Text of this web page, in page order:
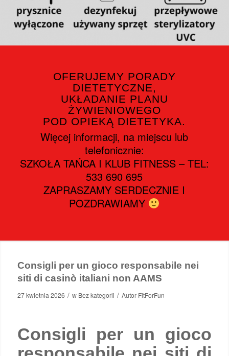
OFERUJEMY PORADY
DIETETYCZNE,
UKŁADANIE PLANU
ŻYWIENIOWEGO
POD OPIEKĄ DIETETYKA.
Więcej informacji, na miejscu lub
telefonicznie:
SZKOŁA TAŃCA I KLUB FITNESS – TEL:
533 690 695
ZAPRASZAMY SERDECZNIE I
POZDRAWIAMY
Consigli per un gioco responsabile nei
siti di casinò italiani non AAMS
27 kwietnia 2026 / w Bez kategorii / Autor FitForFun
Consigli per un gioco